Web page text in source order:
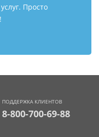
Просто
ПОДДЕРЖКА КЛИЕНТОВ
8-800-700-69-88